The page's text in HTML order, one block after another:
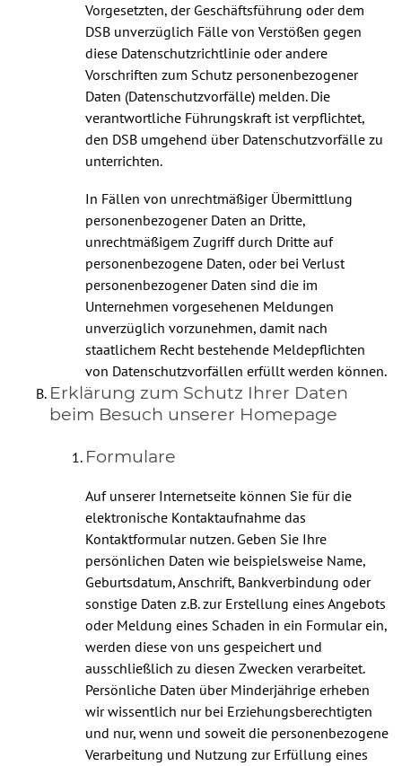
Vorgesetzten, der Geschäftsführung oder dem
DSB unverzüglich Fälle von Verstößen gegen
diese Datenschutzrichtlinie oder andere
Vorschriften zum Schutz personenbezogener
Daten (Datenschutzvorfälle) melden. Die
verantwortliche Führungskraft ist verpflichtet,
den DSB umgehend über Datenschutzvorfälle zu
unterrichten.
In Fällen von unrechtmäßiger Übermittlung
personenbezogener Daten an Dritte,
unrechtmäßigem Zugriff durch Dritte auf
personenbezogene Daten, oder bei Verlust
personenbezogener Daten sind die im
Unternehmen vorgesehenen Meldungen
unverzüglich vorzunehmen, damit nach
staatlichem Recht bestehende Meldepflichten
von Datenschutzvorfällen erfüllt werden können.
Erklärung zum Schutz Ihrer Daten
beim Besuch unserer Homepage
Formulare
Auf unserer Internetseite können Sie für die
elektronische Kontaktaufnahme das
Kontaktformular nutzen. Geben Sie Ihre
persönlichen Daten wie beispielsweise Name,
Geburtsdatum, Anschrift, Bankverbindung oder
sonstige Daten z.B. zur Erstellung eines Angebots
oder Meldung eines Schaden in ein Formular ein,
werden diese von uns gespeichert und
ausschließlich zu diesen Zwecken verarbeitet.
Persönliche Daten über Minderjährige erheben
wir wissentlich nur bei Erziehungsberechtigten
und nur, wenn und soweit die personenbezogene
Verarbeitung und Nutzung zur Erfüllung eines